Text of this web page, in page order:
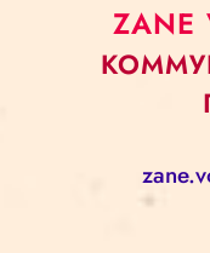
ZANE